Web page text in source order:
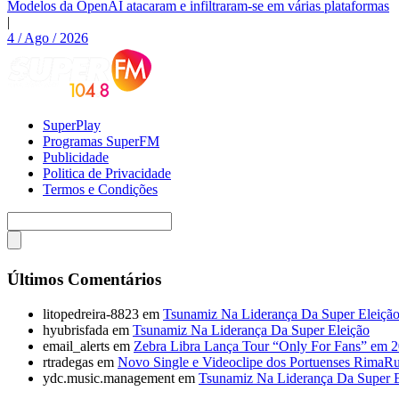
Modelos da OpenAI atacaram e infiltraram-se em várias plataformas
|
4 / Ago / 2026
SuperPlay
Programas SuperFM
Publicidade
Politica de Privacidade
Termos e Condições
Últimos Comentários
litopedreira-8823 em Tsunamiz Na Liderança Da Super Eleição
hyubrisfada em Tsunamiz Na Liderança Da Super Eleição
email_alerts em Zebra Libra Lança Tour “Only For Fans” em
rtradegas em Novo Single e Videoclipe dos Portuenses
ydc.music.management em Tsunamiz Na Liderança Da Super